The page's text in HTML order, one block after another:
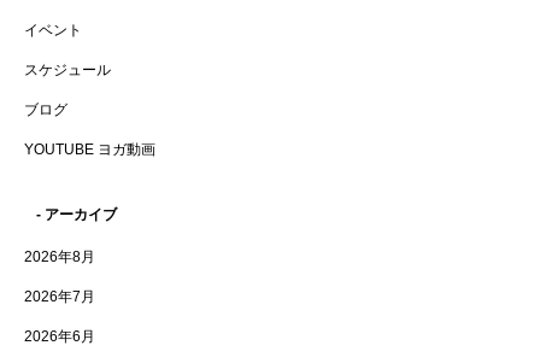
イベント
スケジュール
ブログ
YOUTUBE ヨガ動画
- アーカイブ
2026年8月
2026年7月
2026年6月